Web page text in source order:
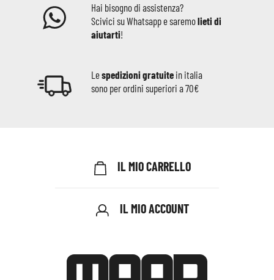
Hai bisogno di assistenza?
Scivici su Whatsapp e saremolieti di
aiutarti!
Lespedizioni gratuite in italia
sono per ordini superiori a 70€
IL MIO CARRELLO
IL MIO ACCOUNT